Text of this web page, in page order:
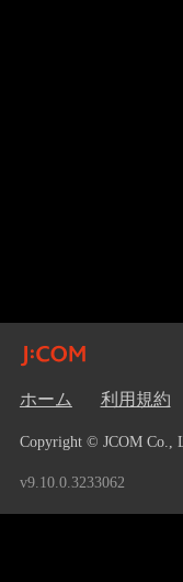
ホーム 利用規約
Copyright © JCOM Co.,
v9.10.0.3233062